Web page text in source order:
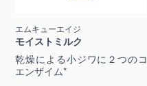
エムキューエイジ
モイストミルク
乾燥による小ジワに２つのコ
エンザイム*